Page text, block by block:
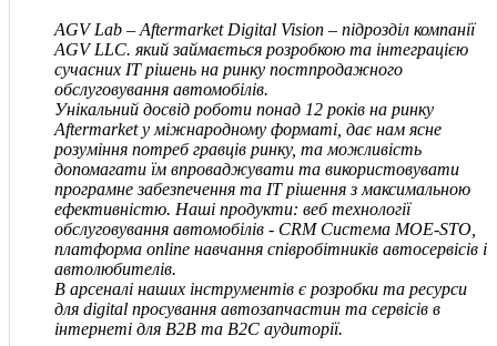
AGV Lab – Aftermarket Digital Vision – підрозділ компанії
AGVLLC. який займається розробкою та інтеграцією
сучасних IT рішень на ринку постпродажного
обслуговування автомобілів.
Унікальний досвід роботи понад 12 років на ринку
Aftermarket у міжнародному форматі, дає нам ясне
розуміння потреб гравців ринку, та можливість
допомагати їм впроваджувати та використовувати
програмне забезпечення та IT рішення з максимальною
ефективністю. Наші продукти: веб технології
обслуговування автомобілів - CRM Система MOE-STO,
платформа online навчання співробітників автосервісів і
автолюбителів.
В арсеналі наших інструментів є розробки та ресурси
для digital просування автозапчастин та сервісів в
інтернеті для В2В та В2С аудиторії.